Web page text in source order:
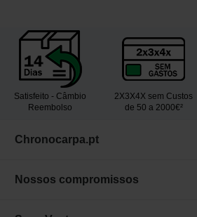
Satisfeito - Câmbio
Reembolso
2X3X4X sem Custos
de 50 a 2000€²
Chronocarpa.pt
Nossos compromissos